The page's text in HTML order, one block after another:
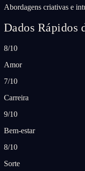
Abordagens criativas e
Dados Rápidos
8/10
Amor
7/10
Carreira
9/10
Bem-estar
8/10
Sorte